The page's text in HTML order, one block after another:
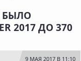
БЫЛО
2017 ДО 370
9 МАЯ 2017 В 11:10